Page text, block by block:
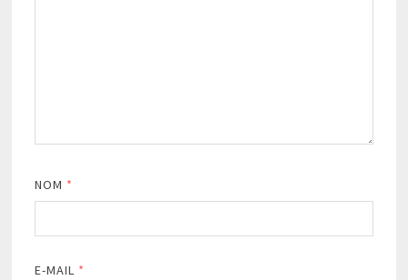
NOM *
E-MAIL *